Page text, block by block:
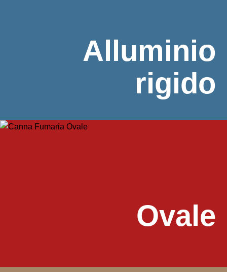
Alluminio
rigido
Ovale